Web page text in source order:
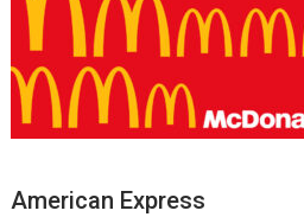
American Express